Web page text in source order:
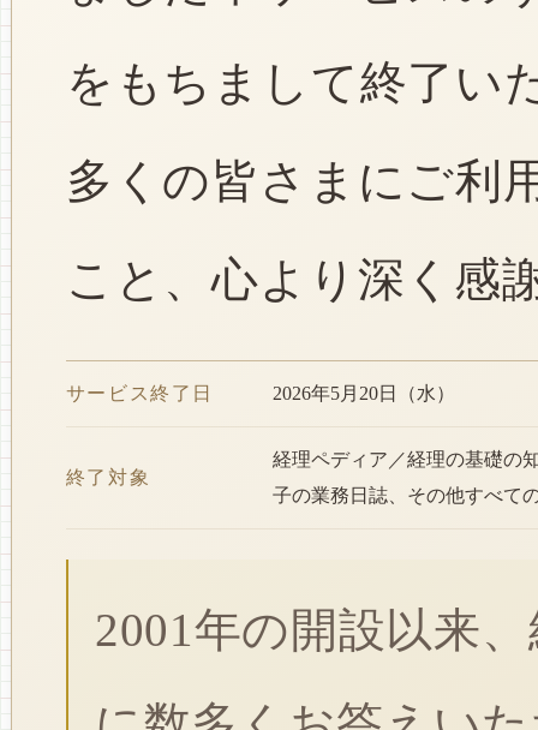
をもちまして終了い
多くの皆さまにご利
こと、心より深く感
サービス終了日 2026年5月20日（水）
終了対象
経理ペディア／経理の基礎の
子の業務日誌、その他すべて
2001年の開設以来